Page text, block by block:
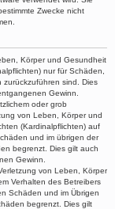
Zwecke nicht
Körper und Gesundheit
nur für Schäden,
zurückzuführen sind. Dies
Gewinn.
oder grob
von Leben, Körper und
(Kardinalpflichten) auf
und im übrigen der
begrenzt. Dies gilt auch
Gewinn.
von Leben, Körper
Verhalten des Betreibers
Schäden und im Übrigen
begrenzt. Dies gilt